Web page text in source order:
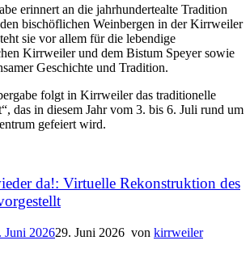
erinnert an die jahrhundertealte Tradition
bischöflichen Weinbergen in der Kirrweiler
sie vor allem für die lebendige
Kirrweiler und dem Bistum Speyer sowie
Geschichte und Tradition.
folgt in Kirrweiler das traditionelle
das in diesem Jahr vom 3. bis 6. Juli rund um
gefeiert wird.
da!: Virtuelle Rekonstruktion des
Juni 202629. Juni 2026 von kirrweiler